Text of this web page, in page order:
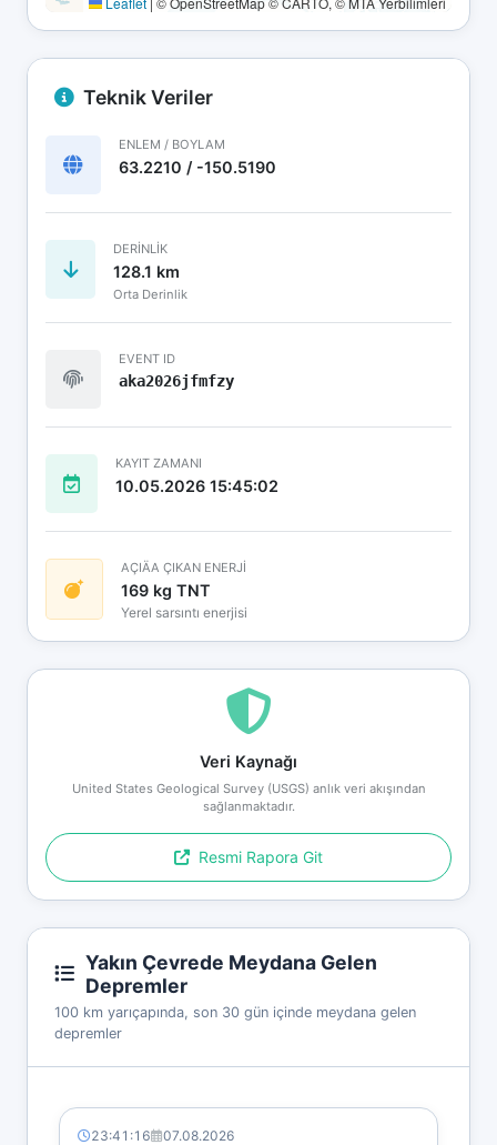
Teknik Veriler
ENLEM / BOYLAM
63.2210 / -150.5190
DERINLIK
128.1 km
Orta Derinlik
EVENT ID
aka2026jfmfzy
KAYIT ZAMANI
10.05.2026 15:45:02
AÇIÄA ÇIKAN ENERJİ
169 kg TNT
Yerel sarsıntı enerjisi
Veri Kaynağı
United States Geological Survey (USGS) anlık veri akışından
sağlanmaktadır.
Resmi Rapora Git
Yakın Çevrede Meydana Gelen
Depremler
100 km yarıçapında, son 30 gün içinde meydana gelen
depremler
23:41:16 07.08.2026